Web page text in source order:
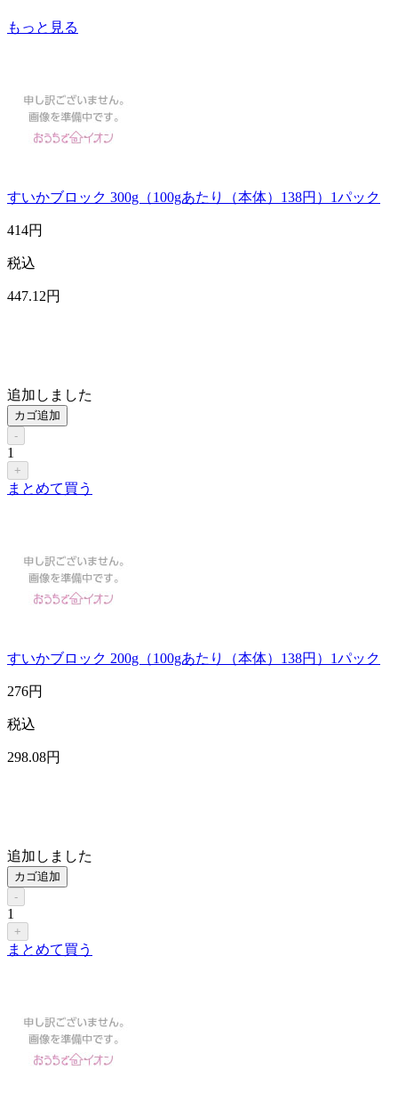
もっと見る
すいかブロック 300g（100gあたり（本体）138円）1パック
414円
税込
447.12円
追加しました
カゴ追加
-
1
+
まとめて買う
すいかブロック 200g（100gあたり（本体）138円）1パック
276円
税込
298.08円
追加しました
カゴ追加
-
1
+
まとめて買う